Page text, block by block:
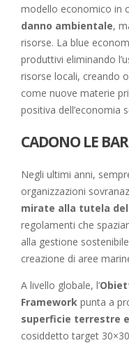
modello economico in
danno ambientale,
risorse. La blue
produttivi eliminando
risorse locali, creando
come nuove materie
positiva dell’economia
CADONO LE
Negli ultimi anni,
organizzazioni
mirate alla tutela
regolamenti che
alla gestione
creazione di aree
A livello globale, l’
Framework punta a
superficie terrestre
cosiddetto target